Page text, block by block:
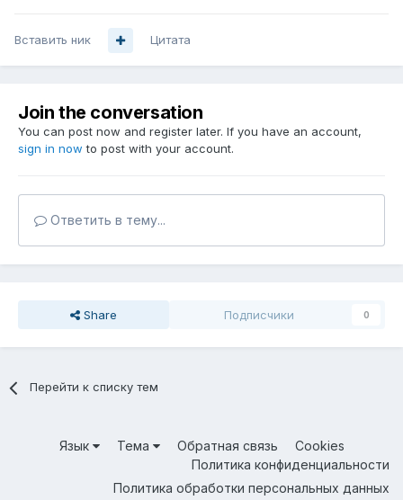
Вставить ник Цитата
Join the conversation
You can post now and register later. If you have an account,
sign in now to post with your account.
Ответить в тему...
Share Подписчики 0
Перейти к списку тем
Язык Тема Обратная связь
Cookies
Политика конфиденциальности
Политика обработки персональных данных